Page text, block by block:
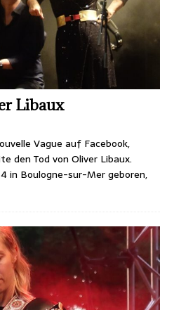
Libaux
Vague auf Facebook,
den Tod von Oliver Libaux.
in Boulogne-sur-Mer geboren,